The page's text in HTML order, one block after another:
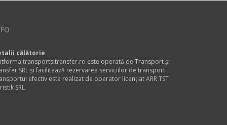
călătorie
transportsitransfer.ro este operată de Transport și
SRL și facilitează rezervarea serviciilor de transport.
efectiv este realizat de operator licențiat ARR TST
SRL.